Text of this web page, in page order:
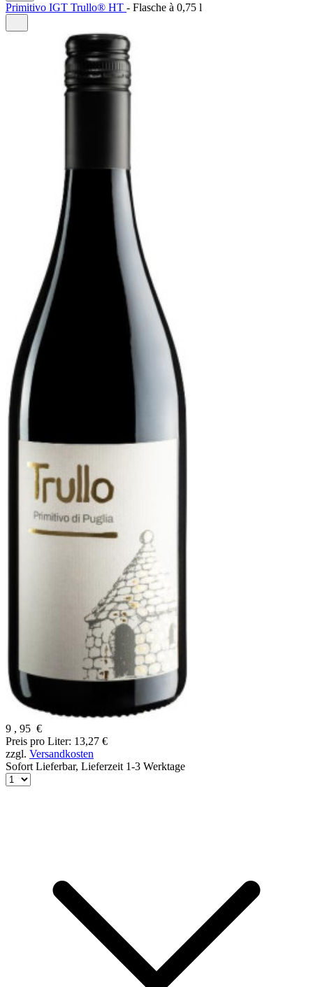
Primitivo IGT Trullo® HT - Flasche à 0,75 l
9 , 95 €
Preis pro Liter: 13,27 €
zzgl. Versandkosten
Sofort Lieferbar, Lieferzeit 1-3 Werktage